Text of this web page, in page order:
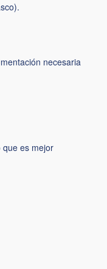
necesaria
que es mejor